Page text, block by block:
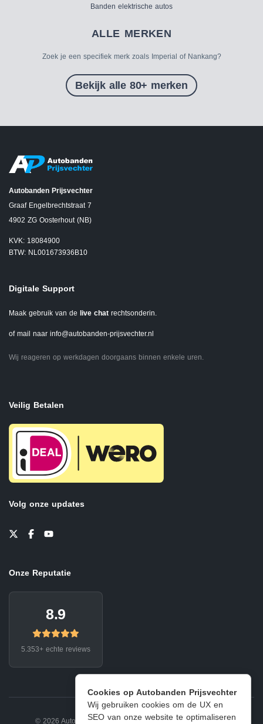
Cookies op Autobanden Prijsvechter
Wij gebruiken cookies om de UX en
SEO van onze website te optimaliseren
Banden elektrische autos
ALLE MERKEN
Zoek je een specifiek merk zoals Imperial of Nankang?
Bekijk alle 80+ merken
Autobanden Prijsvechter
Graaf Engelbrechtstraat 7
4902 ZG Oosterhout (NB)
KVK: 18084900
BTW: NL001673936B10
Digitale Support
Maak gebruik van de live chat rechtsonderin.
of mail naar info@autobanden-prijsvechter.nl
Wij reageren op werkdagen doorgaans binnen enkele uren.
Veilig Betalen
Volg onze updates
Onze Reputatie
8.9
5.353+ echte reviews
© 2026 Autobanden Prijsvechter. Privacy | Voorwaarden